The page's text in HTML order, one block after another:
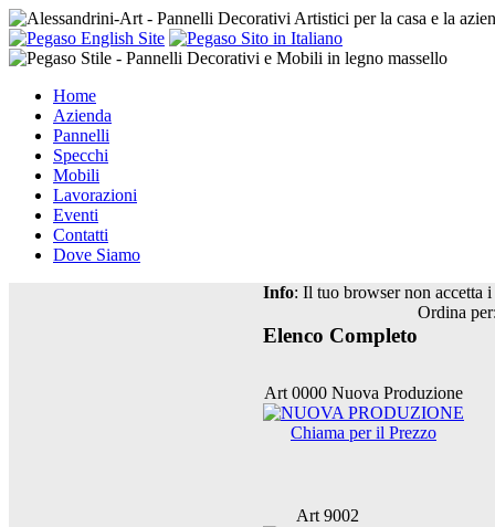
Home
Azienda
Pannelli
Specchi
Mobili
Lavorazioni
Eventi
Contatti
Dove Siamo
Info: Il tuo browser non accetta
Elenco Completo
Ordina
Art 0000 Nuova Produzione
Chiama per il Prezzo
Art 9002